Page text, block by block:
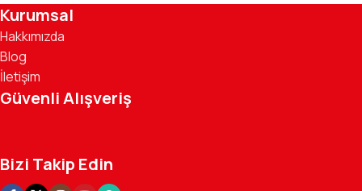
Kurumsal
Hakkımızda
Blog
İletişim
Güvenli Alışveriş
Bizi Takip Edin